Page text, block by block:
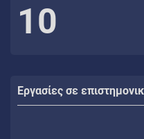
10
Εργασίες σε